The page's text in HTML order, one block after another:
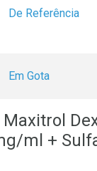
De Referência
Em Gota
Maxitrol
ml +